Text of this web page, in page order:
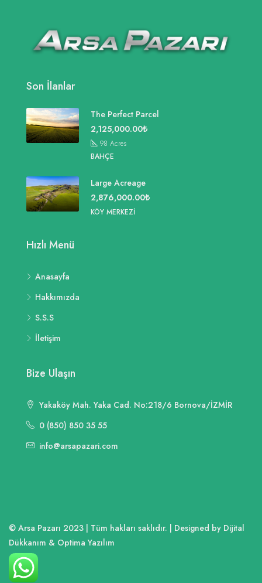
Son İlanlar
The Perfect Parcel
2,125,000.00₺
98 Acres
BAHÇE
Large Acreage
2,876,000.00₺
KÖY MERKEZI
Hızlı Menü
Anasayfa
Hakkımızda
S.S.S
İletişim
Bize Ulaşın
Yakaköy Mah. Yaka Cad. No:218/6 Bornova/İZMİR
0 (850) 850 35 55
info@arsapazari.com
© Arsa Pazarı 2023 | Tüm hakları saklıdır. | Designed by Dijital
Dükkanım & Optima Yazılım